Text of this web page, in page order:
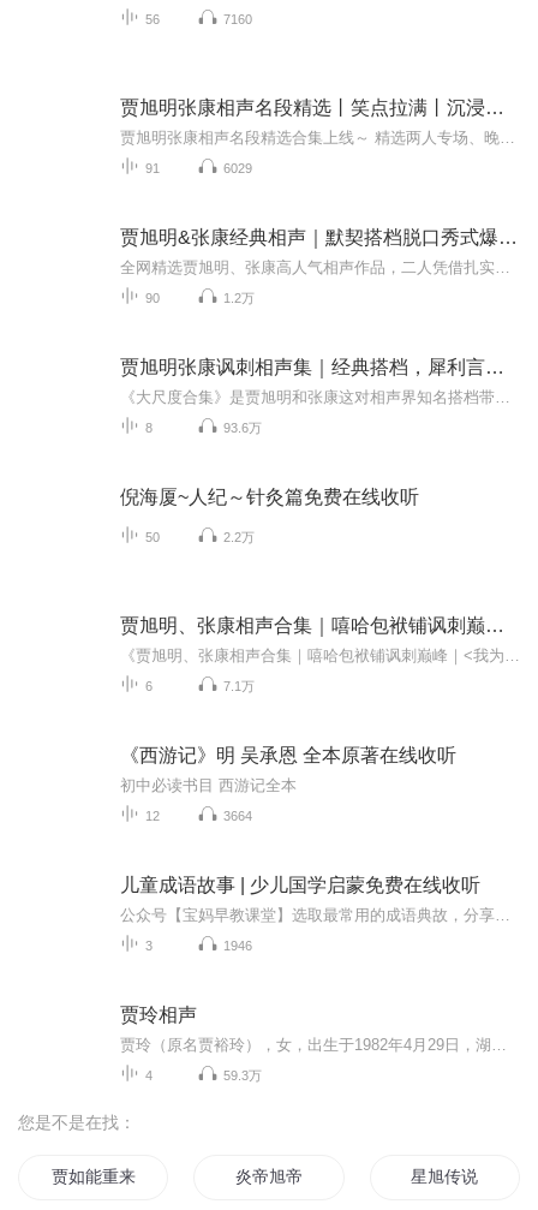
56 7160
贾旭明张康相声名段精选丨笑点拉满丨沉浸式助眠丨免费
91 6029
贾旭明&张康经典相声｜默契搭档脱口秀式爆笑专场
90 1.2万
贾旭明张康讽刺相声集｜经典搭档，犀利言语毒辣风趣
8 93.6万
倪海厦~人纪～针灸篇免费在线收听
50 2.2万
贾旭明、张康相声合集｜嘻哈包袱铺讽刺巅峰｜《我为歌狂》
6 7.1万
《西游记》明 吴承恩 全本原著在线收听
初中必读书目 西游记全本
12 3664
儿童成语故事 | 少儿国学启蒙免费在线收听
3 1946
贾玲相声
4 59.3万
您是不是在找：
贾如能重来 炎帝旭帝 星旭传说